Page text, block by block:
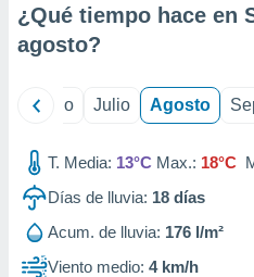
de
1199
¿Qué tiempo hace en
agosto?
Junio Julio Agosto
T. Media: 13°C Max.: 18°C
Días de lluvia: 18 días
Acum. de lluvia: 176 l/m²
Viento medio: 4 km/h